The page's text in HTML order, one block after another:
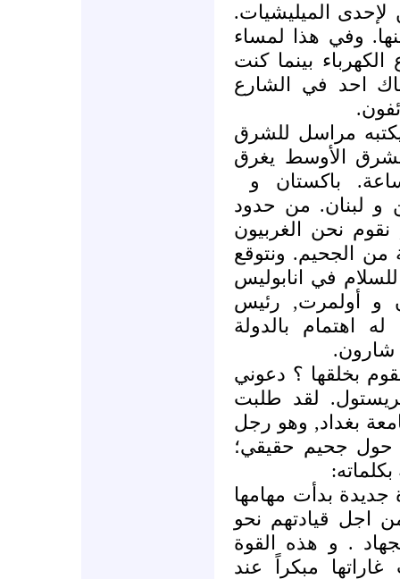
الميليشيات.
وفي هذا لمساء
بينما كنت
احد في الشارع
مراسل للشرق
الأوسط يغرق
باكستان و
و لبنان. من حدود
نحن الغربيون
الجحيم. ونتوقع
في انابوليس
و أولمرت, رئيس
اهتمام بالدولة
شارون.
بخلقها ؟ دعوني
لقد طلبت
بغداد, وهو رجل
جحيم حقيقي؛
بدأت مهامها
اجل قيادتهم نحو
. و هذه القوة
بدأت غاراتها مبكراً عند